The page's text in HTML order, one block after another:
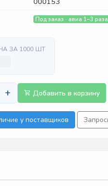
Под заказ · авиа 1–3
ЗА 1000 ШТ
+ Добавить в корзину
у поставщиков